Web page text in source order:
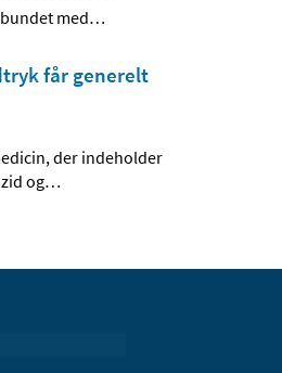
med…
får generelt
der indeholder
og…